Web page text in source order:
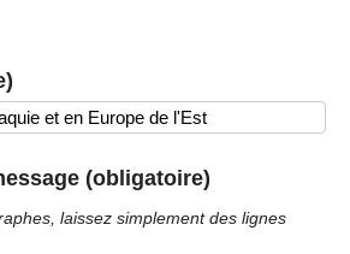
(obligatoire)
laissez simplement des lignes